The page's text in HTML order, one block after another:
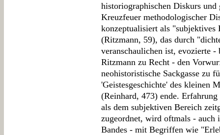
historiographischen Diskurs und
Kreuzfeuer methodologischer
konzeptualisiert als "subjektives
(Ritzmann, 59), das durch
veranschaulichen ist, evozierte
Ritzmann zu Recht - den
neohistoristische Sackgasse zu
'Geistesgeschichte' des kleinen
(Reinhard, 473) ende.
als dem subjektiven Bereich
zugeordnet, wird oftmals - auch
Bandes - mit Begriffen wie